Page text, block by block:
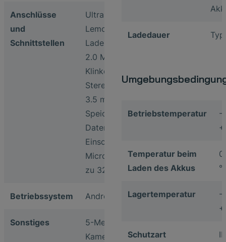
Anschlüsse
und
Schnittstellen
Ultraschallsensor:
Lemo
Ladenetzteil: USB
2.0 Micro-B
Klinkenstecker
Stereo-Kopfhöhrer:
3.5 mm
Speicher für
Datenexport:
Einschub für
MicroSD Karte (bis
zu 32 GB)
Betriebssystem Android 4.4.2
Sonstiges
5-Megapixel
Kamera auf
Ladedauer
Betriebstemperatur
-
Temperatur beim
Laden des Akkus
0
Lagertemperatur
-
Schutzart